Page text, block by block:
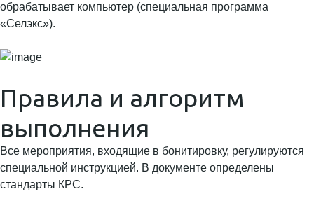
обрабатывает компьютер (специальная программа
«Селэкс»).
Правила и алгоритм
выполнения
Все мероприятия, входящие в бонитировку, регулируются
специальной инструкцией. В документе определены
стандарты КРС.